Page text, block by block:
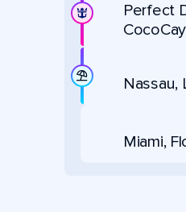
Perfect
Nassau,
Miami,